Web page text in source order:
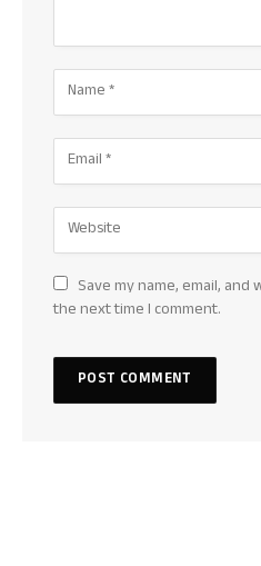
Save my name, email,
the next time I comment.